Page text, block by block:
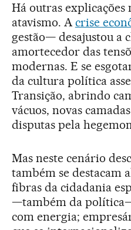
Há outras explicações
atavismo. Acrise
gestão— desajustou a
amortecedor das
modernas. E se
da cultura política
Transição, abrindo
vácuos, novas
disputas pela
Mas neste cenário
também se destacam
fibras da cidadania
—também da
com energia;